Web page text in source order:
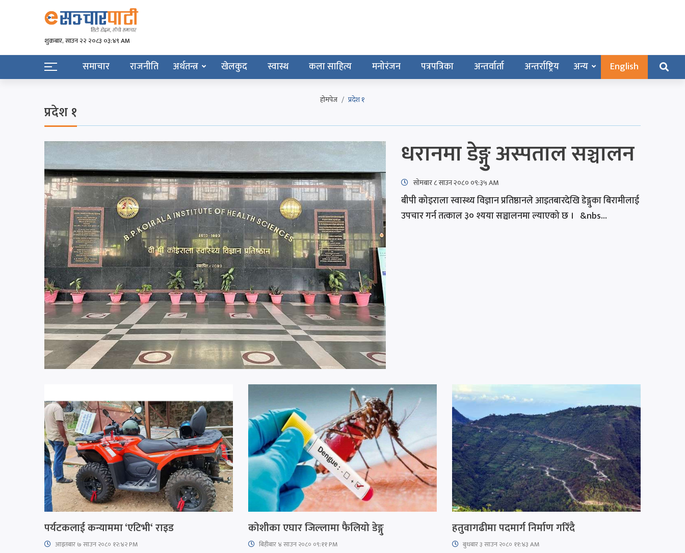
शुक्रबार​, साउन २२ २०८३ ०३:४९ AM
समाचार राजनीति अर्थतन्त्र खेलकुद स्वास्थ कला साहित्य मनोरंजन पत्रपत्रिका अन्तर्वार्ता अन्तर्राष्ट्रिय अन्य English
होमपेज प्रदेश १
प्रदेश १
धरानमा डेङ्गुु अस्पताल सञ्चालन
सोमबार ८ साउन २०८० ०९:३५ AM
बीपी कोइराला स्वास्थ्य विज्ञान प्रतिष्ठानले आइतबारदेखि डेङ्गुका बिरामीलाई
उपचार गर्न तत्काल ३० श्यया सञ्चालनमा ल्याएको छ । &nbs...
पर्यटकलाई कन्याममा ‘एटिभी‘ राइड
आइतबार​ ७ साउन २०८० १२:४२ PM
कोशीका एघार जिल्लामा फैलियो डेङ्गु
बिहीबार ४ साउन २०८० ०९:११ PM
हतुवागढीमा पदमार्ग निर्माण गरिँदै
बुधबार ३ साउन २०८० ११:४३ AM